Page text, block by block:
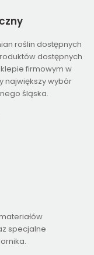
roślin dostępnych
dostępnych
firmowym w
największy wybór
śląska.
specjalne